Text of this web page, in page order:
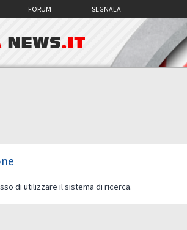
FORUM SEGNALA
NEWS.IT
di utilizzare il sistema di ricerca.